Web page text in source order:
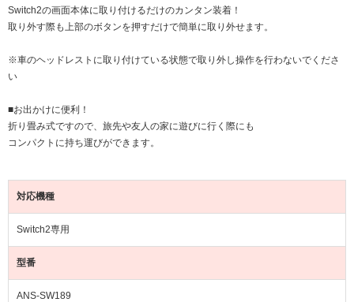
Switch2の画面本体に取り付けるだけのカンタン装着！
取り外す際も上部のボタンを押すだけで簡単に取り外せます。
※車のヘッドレストに取り付けている状態で取り外し操作を行わないでくださ
い
■お出かけに便利！
折り畳み式ですので、旅先や友人の家に遊びに行く際にも
コンパクトに持ち運びができます。
対応機種
Switch2専用
型番
ANS-SW189